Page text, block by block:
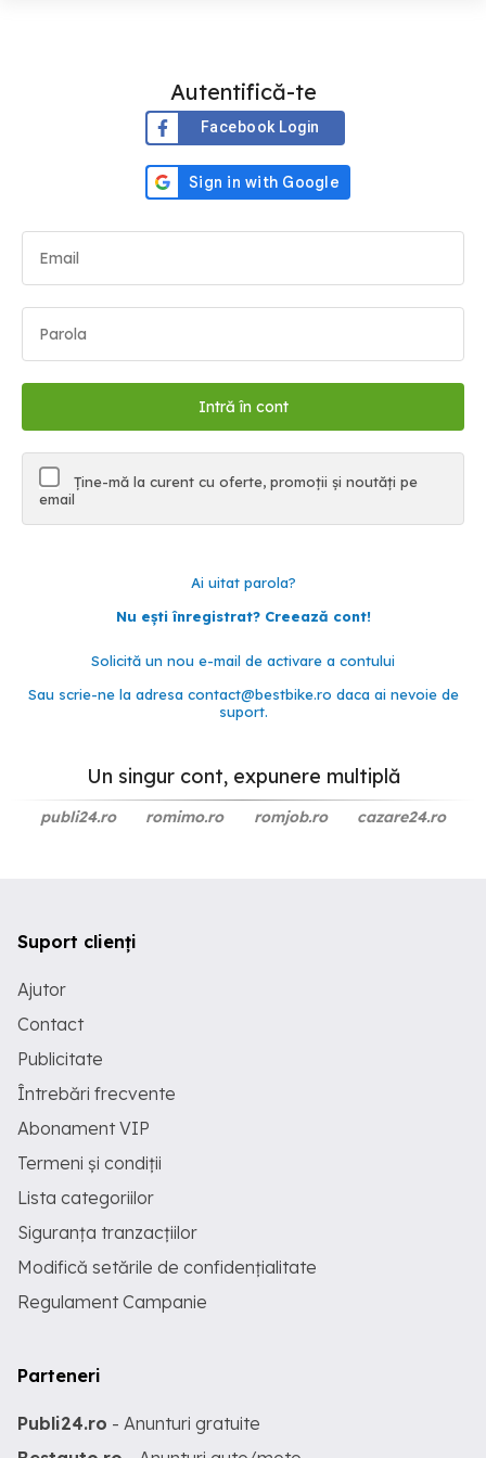
Autentifică-te
Facebook Login
Ține-mă la curent cu oferte, promoții și noutăți pe
email
Ai uitat parola?
Nu ești înregistrat? Creează cont!
Solicită un nou e-mail de activare a contului
Sau scrie-ne la adresa contact@bestbike.ro daca ai nevoie de
suport.
Un singur cont, expunere multiplă
publi24.ro romimo.ro romjob.ro cazare24.ro
Suport clienți
Ajutor
Contact
Publicitate
Întrebări frecvente
Abonament VIP
Termeni și condiții
Lista categoriilor
Siguranța tranzacțiilor
Modifică setările de confidențialitate
Regulament Campanie
Parteneri
Publi24.ro - Anunturi gratuite